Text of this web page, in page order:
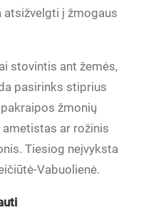
atsižvelgti į žmogaus
stovintis ant žemės,
pasirinks stiprius
žmonių
ar rožinis
Tiesiog neįvyksta
Vabuolienė.